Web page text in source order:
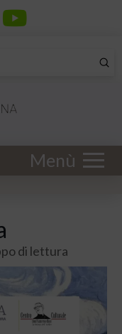
Menù
di lettura